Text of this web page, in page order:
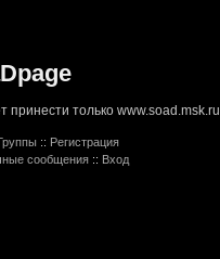
только www.soad.msk.ru
:: Регистрация
сообщения :: Вход